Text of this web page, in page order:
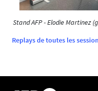
Stand AFP - Elodie Martinez
Replays de toutes les